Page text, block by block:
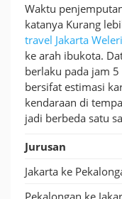
Waktu
katanya Kurang
travel Jakarta Weleri
ke arah ibukota.
berlaku pada jam
bersifat estimasi
kendaraan di
jadi berbeda satu
Jurusan
Jakarta ke
Pekalongan ke